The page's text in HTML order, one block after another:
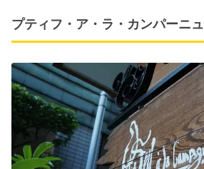
プティフ・ア・ラ・カンパーニュ